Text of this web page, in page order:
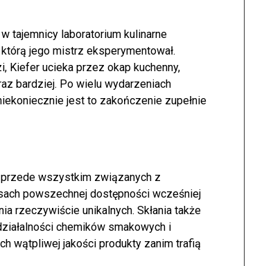
tajemnicy laboratorium kulinarne
jego mistrz eksperymentował.
Kiefer ucieka przez okap kuchenny,
bardziej. Po wielu wydarzeniach
jest to zakończenie zupełnie
wszystkim związanych z
powszechnej dostępności wcześniej
rzeczywiście unikalnych. Skłania także
chemików smakowych i
wątpliwej jakości produkty zanim trafią